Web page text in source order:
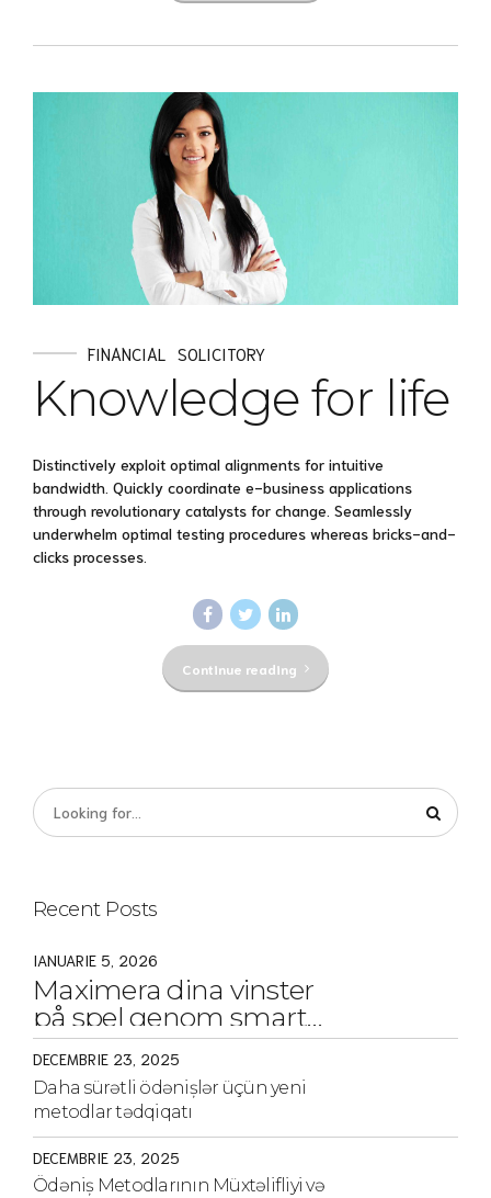
FINANCIAL SOLICITORY
Knowledge for life
Distinctively exploit optimal alignments for intuitive
bandwidth. Quickly coordinate e-business applications
through revolutionary catalysts for change. Seamlessly
underwhelm optimal testing procedures whereas bricks-and-
clicks processes.
Continue reading
Recent Posts
IANUARIE 5, 2026
Maximera dina vinster
på spel genom smarta
strategier och tips
DECEMBRIE 23, 2025
Daha sürətli ödənişlər üçün yeni
metodlar tədqiqatı
DECEMBRIE 23, 2025
Ödəniş Metodlarının Müxtəlifliyi və